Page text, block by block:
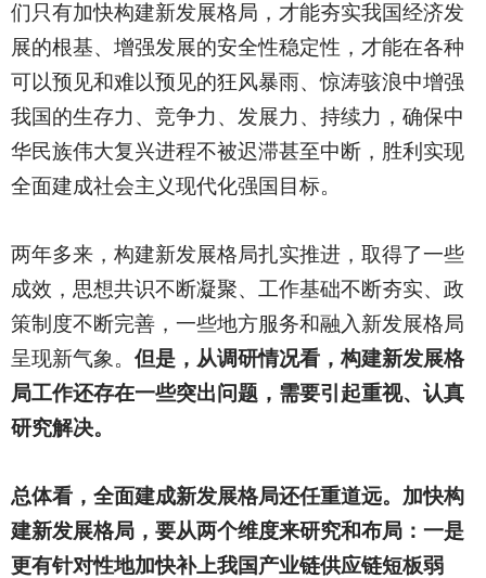
们只有加快构建新发展格局，才能夯实我国经济发
展的根基、增强发展的安全性稳定性，才能在各种
可以预见和难以预见的狂风暴雨、惊涛骇浪中增强
我国的生存力、竞争力、发展力、持续力，确保中
华民族伟大复兴进程不被迟滞甚至中断，胜利实现
全面建成社会主义现代化强国目标。
两年多来，构建新发展格局扎实推进，取得了一些
成效，思想共识不断凝聚、工作基础不断夯实、政
策制度不断完善，一些地方服务和融入新发展格局
呈现新气象。 但是，从调研情况看，构建新发展格
局工作还存在一些突出问题，需要引起重视、认真
研究解决。
总体看，全面建成新发展格局还任重道远。加快构
建新发展格局，要从两个维度来研究和布局：一是
更有针对性地加快补上我国产业链供应链短板弱